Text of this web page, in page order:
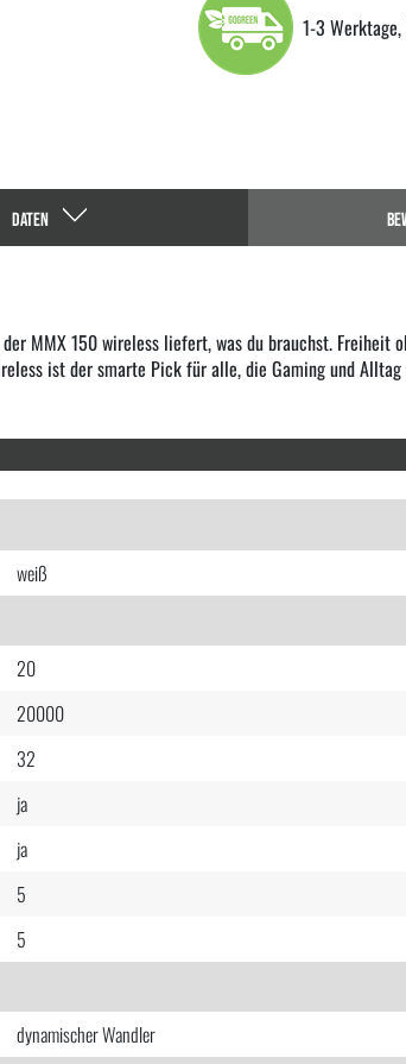
1-3
DATEN
MMX 150 wireless liefert, was du brauchst.
ist der smarte Pick für alle, die Gaming und
weiß
20
20000
32
ja
ja
5
5
dynamischer Wandler